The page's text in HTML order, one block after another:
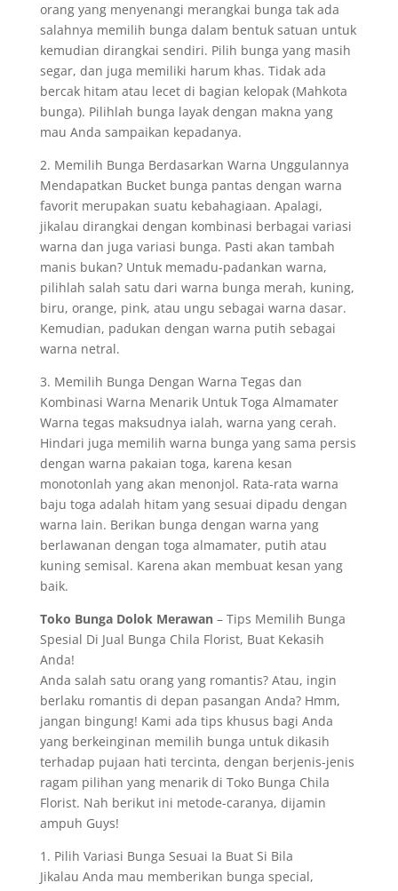
orang yang menyenangi merangkai bunga tak ada
salahnya memilih bunga dalam bentuk satuan untuk
kemudian dirangkai sendiri. Pilih bunga yang masih
segar, dan juga memiliki harum khas. Tidak ada
bercak hitam atau lecet di bagian kelopak (Mahkota
bunga). Pilihlah bunga layak dengan makna yang
mau Anda sampaikan kepadanya.
2. Memilih Bunga Berdasarkan Warna Unggulannya
Mendapatkan Bucket bunga pantas dengan warna
favorit merupakan suatu kebahagiaan. Apalagi,
jikalau dirangkai dengan kombinasi berbagai variasi
warna dan juga variasi bunga. Pasti akan tambah
manis bukan? Untuk memadu-padankan warna,
pilihlah salah satu dari warna bunga merah, kuning,
biru, orange, pink, atau ungu sebagai warna dasar.
Kemudian, padukan dengan warna putih sebagai
warna netral.
3. Memilih Bunga Dengan Warna Tegas dan
Kombinasi Warna Menarik Untuk Toga Almamater
Warna tegas maksudnya ialah, warna yang cerah.
Hindari juga memilih warna bunga yang sama persis
dengan warna pakaian toga, karena kesan
monotonlah yang akan menonjol. Rata-rata warna
baju toga adalah hitam yang sesuai dipadu dengan
warna lain. Berikan bunga dengan warna yang
berlawanan dengan toga almamater, putih atau
kuning semisal. Karena akan membuat kesan yang
baik.
Toko Bunga Dolok Merawan– Tips Memilih Bunga
Spesial Di Jual Bunga Chila Florist, Buat Kekasih
Anda!
Anda salah satu orang yang romantis? Atau, ingin
berlaku romantis di depan pasangan Anda? Hmm,
jangan bingung! Kami ada tips khusus bagi Anda
yang berkeinginan memilih bunga untuk dikasih
terhadap pujaan hati tercinta, dengan berjenis-jenis
ragam pilihan yang menarik di Toko Bunga Chila
Florist. Nah berikut ini metode-caranya, dijamin
ampuh Guys!
1. Pilih Variasi Bunga Sesuai Ia Buat Si Bila
Jikalau Anda mau memberikan bunga special,